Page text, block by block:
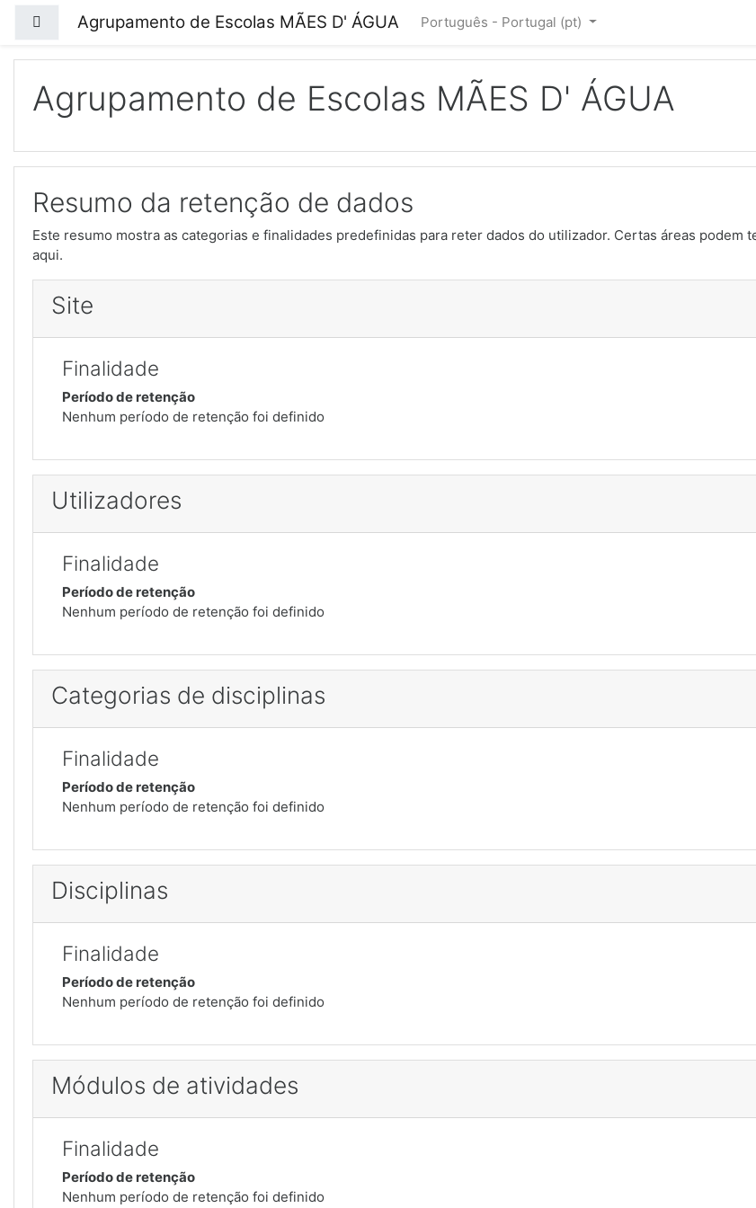
Painel lateral
Agrupamento de Escolas MÃES D' ÁGUA Português - Portugal ‎(pt)‎
Agrupamento de Escolas MÃES D' ÁGUA
Resumo da retenção de dados
Este resumo mostra as categorias e finalidades predefinidas para reter dados do utilizador. Certas áreas podem
aqui.
Site
Finalidade
Período de retenção
Nenhum período de retenção foi definido
Utilizadores
Finalidade
Período de retenção
Nenhum período de retenção foi definido
Categorias de disciplinas
Finalidade
Período de retenção
Nenhum período de retenção foi definido
Disciplinas
Finalidade
Período de retenção
Nenhum período de retenção foi definido
Módulos de atividades
Finalidade
Período de retenção
Nenhum período de retenção foi definido